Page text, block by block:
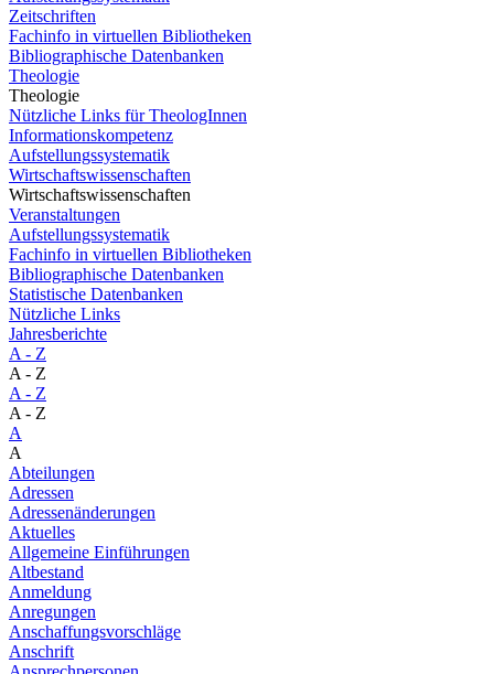
Zeitschriften
Fachinfo in virtuellen Bibliotheken
Bibliographische Datenbanken
Theologie
Theologie
Nützliche Links für TheologInnen
Informationskompetenz
Aufstellungssystematik
Wirtschaftswissenschaften
Wirtschaftswissenschaften
Veranstaltungen
Aufstellungssystematik
Fachinfo in virtuellen Bibliotheken
Bibliographische Datenbanken
Statistische Datenbanken
Nützliche Links
Jahresberichte
A - Z
A - Z
A - Z
A - Z
A
A
Abteilungen
Adressen
Adressenänderungen
Aktuelles
Allgemeine Einführungen
Altbestand
Anmeldung
Anregungen
Anschaffungsvorschläge
Anschrift